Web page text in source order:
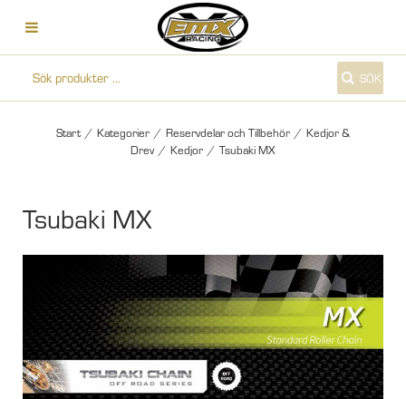
SÖK
Start / Kategorier / Reservdelar och Tillbehör / Kedjor &
Drev / Kedjor / Tsubaki MX
Tsubaki MX